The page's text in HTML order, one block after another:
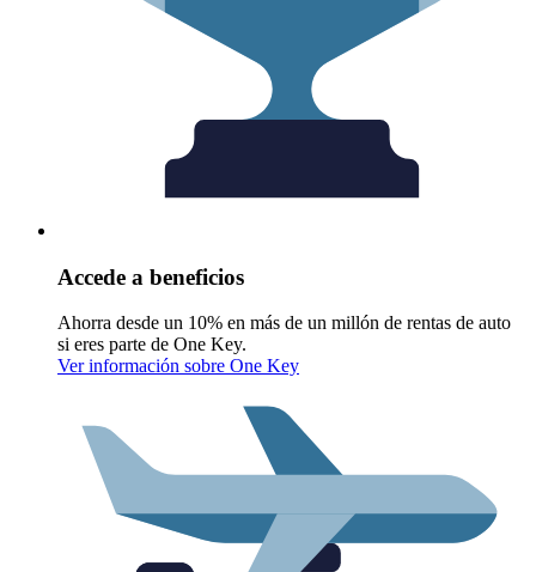
Accede a beneficios
Ahorra desde un 10% en más de un millón de rentas de auto
si eres parte de One Key.
Ver información sobre One Key